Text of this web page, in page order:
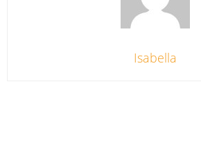
Isabella